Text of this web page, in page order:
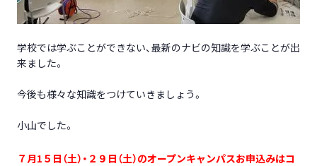
学校では学ぶことができない、最新のナビの知識を学ぶことが出
来ました。
今後も様々な知識をつけていきましょう。
小山でした。
７月1５日（土）・２９日（土）のオープンキャンパスお申込みはコ